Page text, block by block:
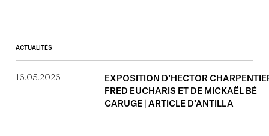
ACTUALITÉS
EXPOSITION D’HECTOR
FRED EUCHARIS ET DE MICKAËL BÉ
CARUGE | ARTICLE D’ANTILLA
16.05.2026